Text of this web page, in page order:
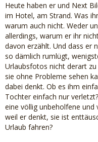
Heute haben er und Next
im Hotel, am Strand. Was
warum auch nicht. Weder
allerdings, warum er ihr
davon erzählt. Und dass er
so dämlich rumlügt,
Urlaubsfotos nicht derart
sie ohne Probleme sehen
dabei denkt. Ob es ihm
Tochter einfach nur
eine völlig unbeholfene und
weil er denkt, sie ist
Urlaub fahren?